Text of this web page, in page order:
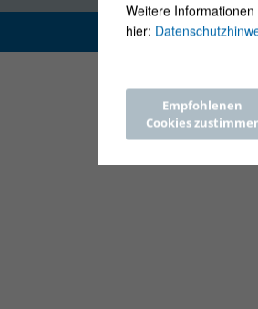
Weitere
hier:
Empfohlenen
Cookies